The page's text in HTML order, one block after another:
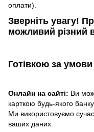
оплати).
Зверніть увагу!​
можливий різний
Готівкою за
Онлайн на сайті: Ви
карткою будь-якого
Ми використовуємо
ваших даних.